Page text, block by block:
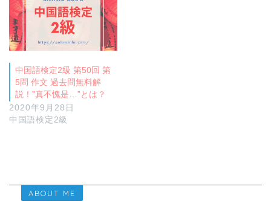
中国語検定2級 第50回 第
5問 作文 過去問無料解
説！”真不愧是…”とは？
2020年9月28日
中国語検定2級
ABOUT ME